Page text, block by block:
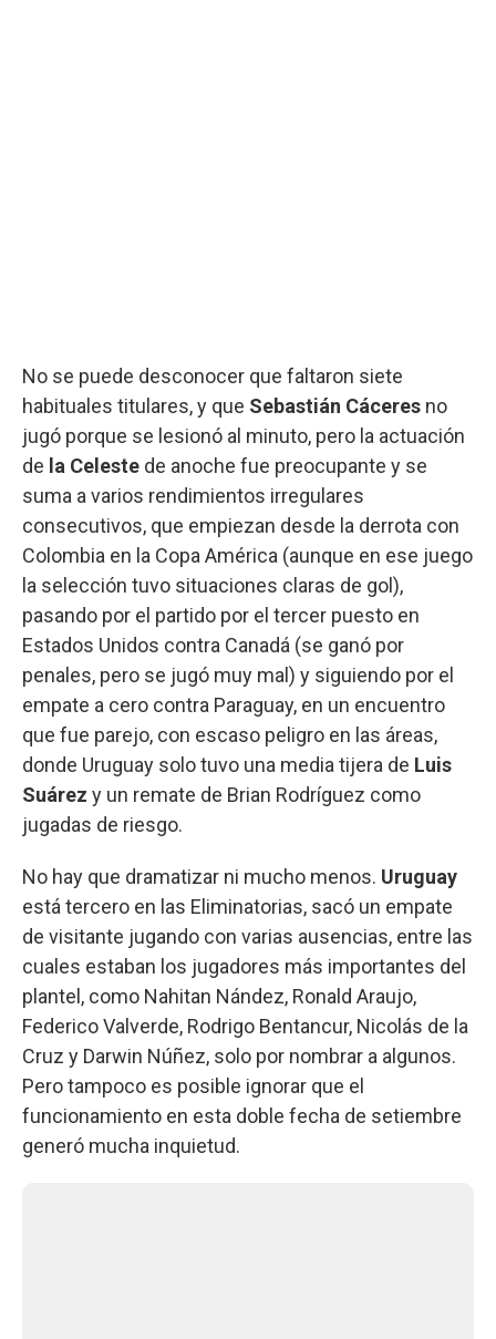
No se puede desconocer que faltaron siete
habituales titulares, y que Sebastián Cáceres no
jugó porque se lesionó al minuto, pero la actuación
de la Celeste de anoche fue preocupante y se
suma a varios rendimientos irregulares
consecutivos, que empiezan desde la derrota con
Colombia en la Copa América (aunque en ese juego
la selección tuvo situaciones claras de gol),
pasando por el partido por el tercer puesto en
Estados Unidos contra Canadá (se ganó por
penales, pero se jugó muy mal) y siguiendo por el
empate a cero contra Paraguay, en un encuentro
que fue parejo, con escaso peligro en las áreas,
donde Uruguay solo tuvo una media tijera de Luis
Suárez y un remate de Brian Rodríguez como
jugadas de riesgo.
No hay que dramatizar ni mucho menos. Uruguay
está tercero en las Eliminatorias, sacó un empate
de visitante jugando con varias ausencias, entre las
cuales estaban los jugadores más importantes del
plantel, como Nahitan Nández, Ronald Araujo,
Federico Valverde, Rodrigo Bentancur, Nicolás de la
Cruz y Darwin Núñez, solo por nombrar a algunos.
Pero tampoco es posible ignorar que el
funcionamiento en esta doble fecha de setiembre
generó mucha inquietud.